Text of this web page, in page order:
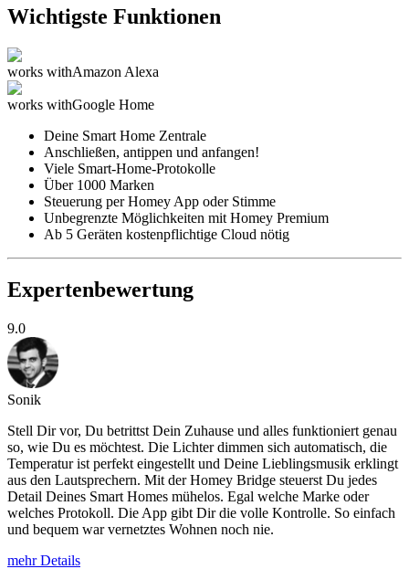
Wichtigste Funktionen
works withAmazon Alexa
works withGoogle Home
Deine Smart Home Zentrale
Anschließen, antippen und anfangen!
Viele Smart-Home-Protokolle
Über 1000 Marken
Steuerung per Homey App oder Stimme
Unbegrenzte Möglichkeiten mit Homey Premium
Ab 5 Geräten kostenpflichtige Cloud nötig
Expertenbewertung
9.0
Sonik
Stell Dir vor, Du betrittst Dein Zuhause und alles funktioniert genau
so, wie Du es möchtest. Die Lichter dimmen sich automatisch, die
Temperatur ist perfekt eingestellt und Deine Lieblingsmusik erklingt
aus den Lautsprechern. Mit der Homey Bridge steuerst Du jedes
Detail Deines Smart Homes mühelos. Egal welche Marke oder
welches Protokoll. Die App gibt Dir die volle Kontrolle. So einfach
und bequem war vernetztes Wohnen noch nie.
mehr Details